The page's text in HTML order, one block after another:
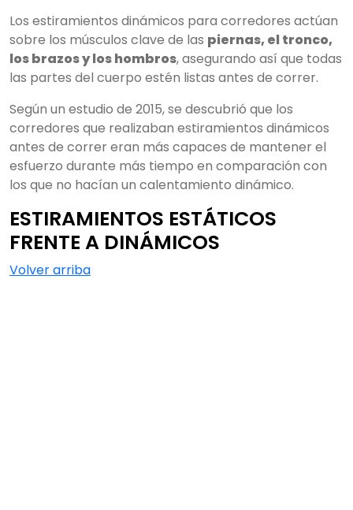
Los estiramientos dinámicos para corredores actúan
sobre los músculos clave de las piernas, el tronco,
los brazos y los hombros, asegurando así que todas
las partes del cuerpo estén listas antes de correr.
Según un estudio de 2015, se descubrió que los
corredores que realizaban estiramientos dinámicos
antes de correr eran más capaces de mantener el
esfuerzo durante más tiempo en comparación con
los que no hacían un calentamiento dinámico.
ESTIRAMIENTOS ESTÁTICOS
FRENTE A DINÁMICOS
Volver arriba